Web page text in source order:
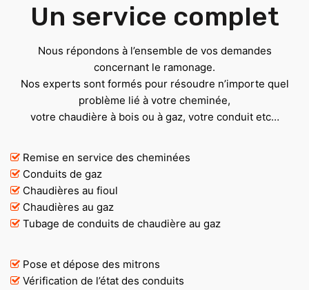
Un service complet
Nous répondons à l’ensemble de vos demandes
concernant le ramonage.
Nos experts sont formés pour résoudre n’importe quel
problème lié à votre cheminée,
votre chaudière à bois ou à gaz, votre conduit etc…
Remise en service des cheminées
Conduits de gaz
Chaudières au fioul
Chaudières au gaz
Tubage de conduits de chaudière au gaz
Pose et dépose des mitrons
Vérification de l’état des conduits